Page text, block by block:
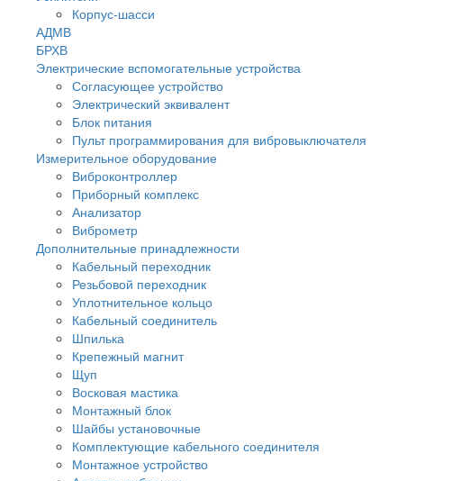
Корпус-шасси
АДМВ
БРХВ
Электрические вспомогательные устройства
Согласующее устройство
Электрический эквивалент
Блок питания
Пульт программирования для вибровыключателя
Измерительное оборудование
Виброконтроллер
Приборный комплекс
Анализатор
Виброметр
Дополнительные принадлежности
Кабельный переходник
Резьбовой переходник
Уплотнительное кольцо
Кабельный соединитель
Шпилька
Крепежный магнит
Щуп
Восковая мастика
Монтажный блок
Шайбы установочные
Комплектующие кабельного соединителя
Монтажное устройство